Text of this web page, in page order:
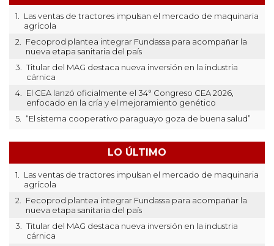
1.
Las ventas de tractores impulsan el mercado de maquinaria
agrícola
2.
Fecoprod plantea integrar Fundassa para acompañar la
nueva etapa sanitaria del país
3.
Titular del MAG destaca nueva inversión en la industria
cárnica
4.
El CEA lanzó oficialmente el 34° Congreso CEA 2026,
enfocado en la cría y el mejoramiento genético
5.
“El sistema cooperativo paraguayo goza de buena salud”
LO ÚLTIMO
1.
Las ventas de tractores impulsan el mercado de maquinaria
agrícola
2.
Fecoprod plantea integrar Fundassa para acompañar la
nueva etapa sanitaria del país
3.
Titular del MAG destaca nueva inversión en la industria
cárnica